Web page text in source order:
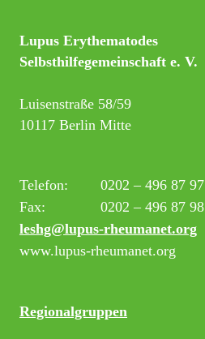
Lupus Erythematodes
Selbsthilfegemeinschaft e. V.
Luisenstraße 58/59
10117 Berlin Mitte
Telefon:
0202 – 496 87 97
Fax:
0202 – 496 87 98
leshg@lupus-rheumanet.org
www.lupus-rheumanet.org
Regionalgruppen